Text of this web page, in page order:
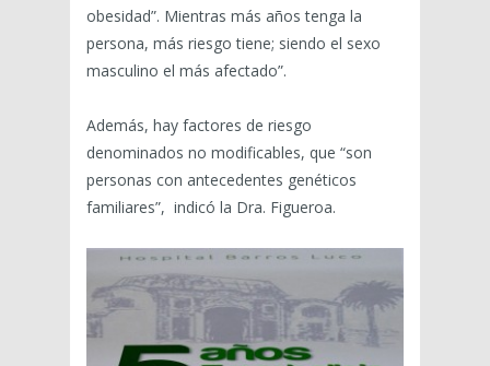
obesidad”. Mientras más años tenga la
persona, más riesgo tiene; siendo el sexo
masculino el más afectado”.
Además, hay factores de riesgo
denominados no modificables, que “son
personas con antecedentes genéticos
familiares”, indicó la Dra. Figueroa.